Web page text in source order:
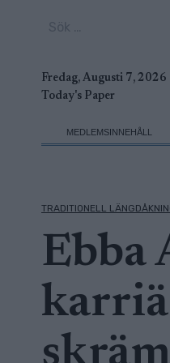
Fredag, Augusti 7, 2026
Today's Paper
MEDLEMSINNEHÅLL
TRADITIONELL
Ebba